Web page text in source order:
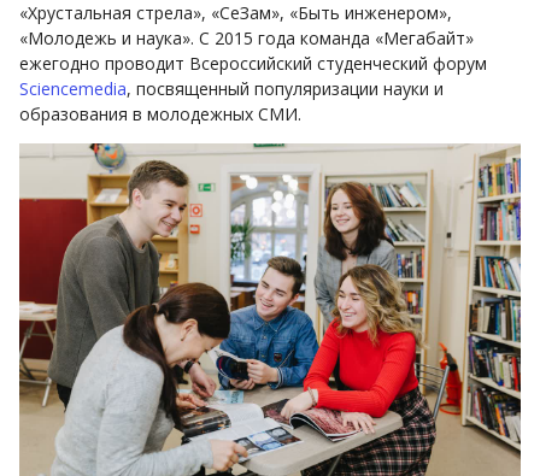
«Хрустальная стрела», «СеЗам», «Быть инженером»,
«Молодежь и наука». С 2015 года команда «Мегабайт»
ежегодно проводит Всероссийский студенческий форум
Sciencemedia, посвященный популяризации науки и
образования в молодежных СМИ.